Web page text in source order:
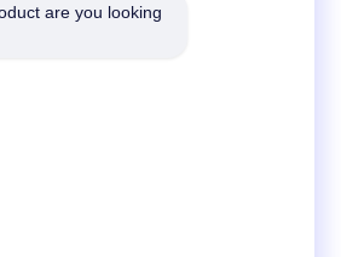
are you looking